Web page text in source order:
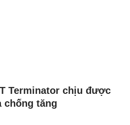
Terminator chịu được
chống tăng